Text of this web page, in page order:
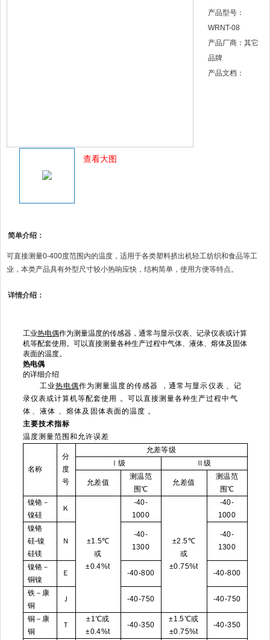
查看大图
产品型号：
WRNT-08
产品厂商：其它
品牌
产品文档：
简单介绍：
可直接测量0-400度范围内的温度，适用于各类塑料挤出机轻工纺织和食品等工
业，本类产品具有外型尺寸较小热响应快，结构简单，使用方便等特点。
详情介绍：
工业热电偶作为测量温度的传感器，通常与显示仪表、记录仪表或计算
机等配套使用。可以直接测量各种生产过程中气体、液体、熔体及固体
表面的温度。
热电偶
的详细介绍
工业热电偶作为测量温度的传感器，通常与显示仪表、记
录仪表或计算机等配套使用。可以直接测量各种生产过程中气
体、液体、熔体及固体表面的温度。
主要技术指标
温度测量范围和允许误差
名称
分
度
号
允差等级
Ⅰ级
Ⅱ级
允差值
测温范
围℃
允差值
测温范
围℃
镍铬－
镍硅
Ｋ
±1.5℃
或
±0.4%t
-40-
1000
±2.5℃
或
±0.75%t
-40-
1000
镍铬
硅-镍
硅镁
Ｎ
-40-
1300
-40-
1300
镍铬－
铜镍
Ｅ -40-800 -40-800
铁－康
铜
Ｊ -40-750 -40-750
铜－康
铜
Ｔ
±1℃或
±0.4%t
-40-350
±1.5℃或
±0.75%t
-40-350